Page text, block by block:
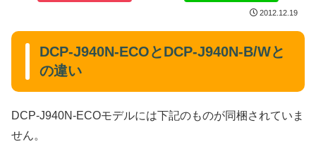
2012.12.19
DCP-J940N-ECOとDCP-J940N-B/Wと
の違い
DCP-J940N-ECOモデルには下記のものが同梱されていま
せん。